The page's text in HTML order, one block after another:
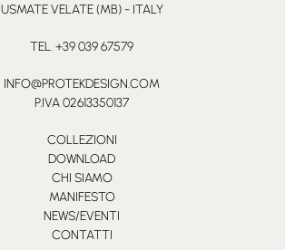
USMATE VELATE (MB) - ITALY
TEL. +39 039 67579
INFO@PROTEKDESIGN.COM
P.IVA 02613350137
COLLEZIONI
DOWNLOAD
CHI SIAMO
MANIFESTO
NEWS/EVENTI
CONTATTI